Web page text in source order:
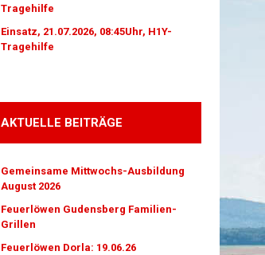
Tragehilfe
Einsatz, 21.07.2026, 08:45Uhr, H1Y-
Tragehilfe
AKTUELLE BEITRÄGE
Gemeinsame Mittwochs-Ausbildung
August 2026
Feuerlöwen Gudensberg Familien-
Grillen
Feuerlöwen Dorla: 19.06.26